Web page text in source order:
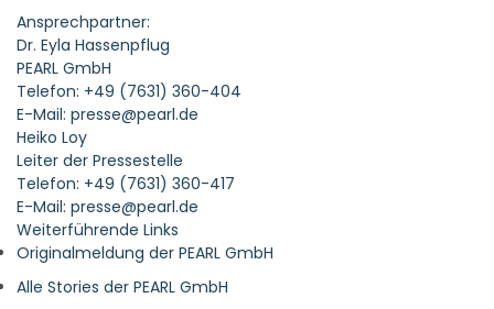
Ansprechpartner:
Dr. Eyla Hassenpflug
PEARL GmbH
Telefon: +49 (7631) 360-404
E-Mail: presse@pearl.de
Heiko Loy
Leiter der Pressestelle
Telefon: +49 (7631) 360-417
E-Mail: presse@pearl.de
Weiterführende Links
Originalmeldung der PEARL GmbH
Alle Stories der PEARL GmbH